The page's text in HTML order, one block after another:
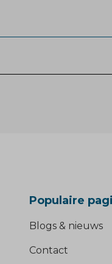
Populaire
Blogs & nieuws
Contact